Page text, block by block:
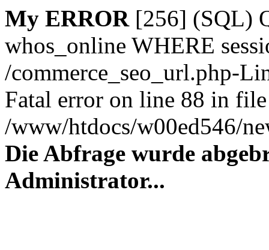
My ERROR[256] (SQL)
whos_online WHERE
/commerce_seo_url.php-
Fatal error on line 88 in file
/www/htdocs/w00ed546/
Die Abfrage wurde
Administrator...